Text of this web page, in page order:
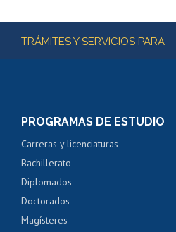
Más información
TRÁMITES Y SERVICIOS PARA
PROGRAMAS DE ESTUDIO
Carreras y licenciaturas
Bachillerato
Diplomados
Doctorados
Magísteres